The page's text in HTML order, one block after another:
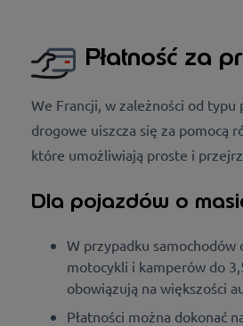
Płatność za
We Francji, w zależności od typu
drogowe uiszcza się za pomocą
które umożliwiają proste i
Dla pojazdów o
W przypadku samochodów
motocykli i kamperów do
obowiązują na większości
Płatności można dokonać